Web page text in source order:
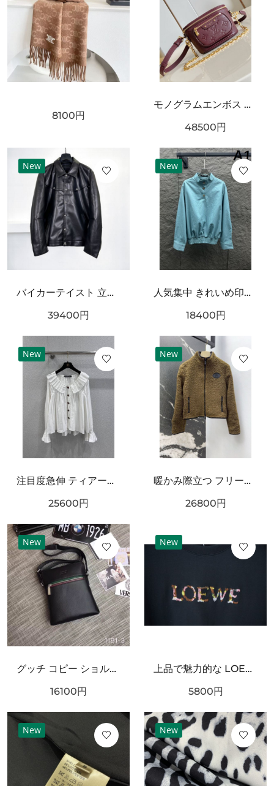
8100円
モノグラムエンボス ミニショルダーバッグ 人気商品 LOUIS VUITTON ルイヴィトン コピー バッグ チェーン付き コンパクトサイズ
48500円
New
バイカーテイスト 立体フォルム CHROME HEARTS クロムハーツ コピー レザージャケット 人気加速
39400円
New
人気集中 きれいめ印象 CHANEL シャネル コピー 長袖ジャケット 着映えデザイン
18400円
New
注目度急伸 ティアード襟 CHANEL シャネル コピー 長袖ブラウス 軽やかシルエット
25600円
New
暖かみ際立つ フリースブルゾン ブラックトリム BURBERRY バーバリー コピー ボアジャケット ジップポケット
26800円
New
グッチ コピー ショルダーバッグ GUCCI 個性を引き立てるスタイリッシュな仕上がり
16100円
New
上品で魅力的な LOEWE ロエベ スーパーコピー Tシャツ シンプル
5800円
New New